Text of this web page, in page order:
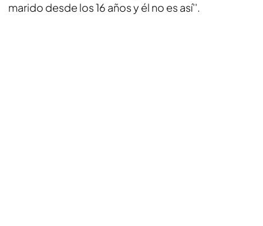
marido desde los 16 años y él no es así''.